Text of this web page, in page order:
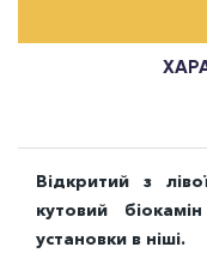
Відкритий з
кутовий
установки в ніші.